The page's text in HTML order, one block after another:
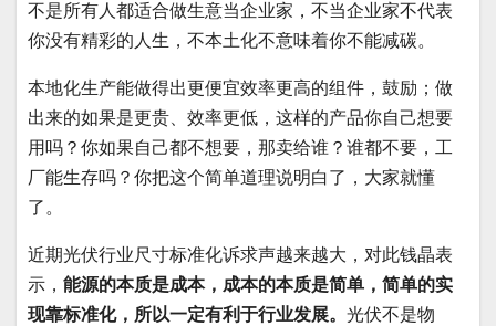
不是所有人都适合做生意当企业家，不当企业家不代表
你没有精彩的人生，不本土化不意味着你不能减碳。
本地化生产能做得出更便宜效率更高的组件，鼓励；做
出来的如果是更贵、效率更低，这样的产品你自己想要
用吗？你如果自己都不想要，那卖给谁？谁都不要，工
厂能生存吗？你把这个简单道理说明白了，大家就懂
了。
近期光伏行业尺寸标准化诉求声越来越大，对此钱晶表
示， 能源的本质是成本，成本的本质是简单，简单的实
现靠标准化，所以一定有利于行业发展。 光伏不是物